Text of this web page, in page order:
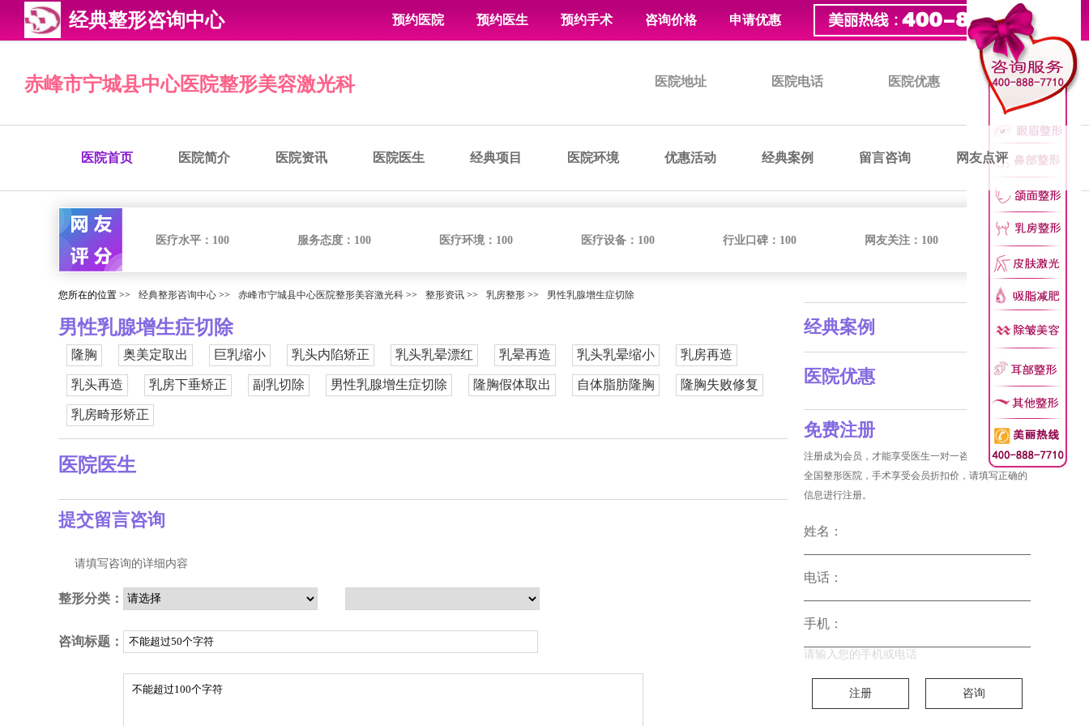
经典整形咨询中心 预约医院 预约医生 预约手术 咨询价格 申请优惠
赤峰市宁城县中心医院整形美容激光科 医院地址 医院电话 医院优惠 医院价格
医院首页 医院简介 医院资讯 医院医生 经典项目 医院环境 优惠活动 经典案例 留言咨询 网友点评
医疗水平： 100 服务态度： 100 医疗环境： 100 医疗设备： 100 行业口碑： 100 网友关注： 100
您所在的位置 >> 经典整形咨询中心 >> 赤峰市宁城县中心医院整形美容激光科 >> 整形资讯 >> 乳房整形 >> 男性乳腺增生症切除
男性乳腺增生症切除
隆胸 奥美定取出 巨乳缩小 乳头内陷矫正 乳头乳晕漂红 乳晕再造 乳头乳晕缩小 乳房再造
乳头再造 乳房下垂矫正 副乳切除 男性乳腺增生症切除 隆胸假体取出 自体脂肪隆胸 隆胸失败修复
乳房畸形矫正
医院医生
提交留言咨询
请填写咨询的详细内容
整形分类：
咨询标题：
经典案例
医院优惠
免费注册
注册成为会员，才能享受医生一对一咨询和没费预约
全国整形医院，手术享受会员折扣价，请填写正确的
信息进行注册。
姓名：
电话：
手机：
请输入您的手机或电话
注册 咨询